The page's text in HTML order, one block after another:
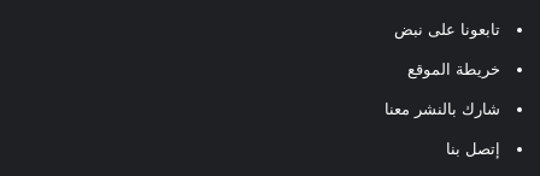
تابعونا على نبض
خريطة الموقع
شارك بالنشر معنا
إتصل بنا